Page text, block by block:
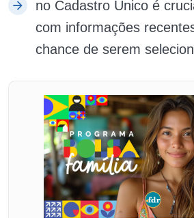
no Cadastro Único é
com informações
chance de serem